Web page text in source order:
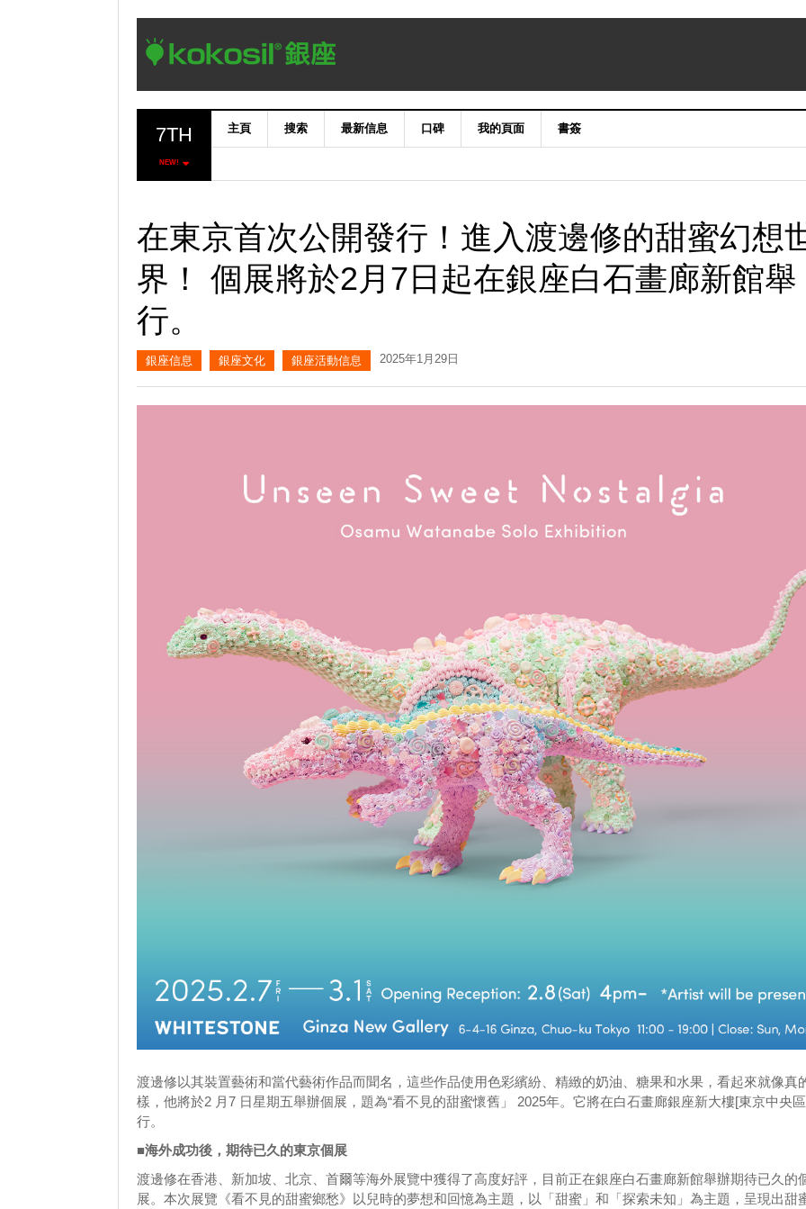
7TH
NEW!
主頁 搜索 最新信息 口碑 我的頁面 書簽
在東京首次公開發行！進入渡邊修的甜蜜幻想
界！ 個展將於2月7日起在銀座白石畫廊新館舉
行。
銀座信息 銀座文化 銀座活動信息 2025年1月29日
渡邊修以其裝置藝術和當代藝術作品而聞名，這些作品使用色彩繽紛、精緻的奶油、糖果和水果，看起來就像真
樣，他將於2 月7 日星期五舉辦個展，題為“看不見的甜蜜懷舊」 2025年。它將在白石畫廊銀座新大樓[東京中央
行。
■海外成功後，期待已久的東京個展
渡邊修在香港、新加坡、北京、首爾等海外展覽中獲得了高度好評，目前正在銀座白石畫廊新館舉辦期待已久的
展。本次展覽《看不見的甜蜜鄉愁》以兒時的夢想和回憶為主題，以「甜蜜」和「探索未知」為主題，呈現出甜